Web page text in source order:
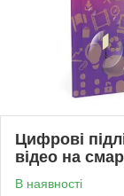
Цифрові
відео на
В наявності